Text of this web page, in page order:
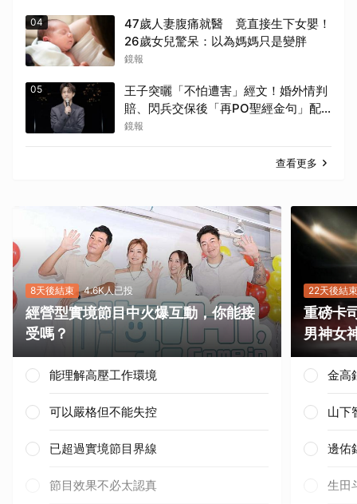
04
47歲人妻腹痛就醫 竟直接生下女嬰！
26歲女兒驚呆：以為媽媽只是變胖
鏡報
05
王子突曬「不怕遭害」經文！婚外情判
賠、閃兵交保後「再PO聖經金句」配
山景
鏡報
查看更多
8天後結束 4.6K人已投
經營型實境節目中火爆互動，你能接
受嗎？
能理解高壓工作環境
可以嚴格但不能失控
已超過實境節目界線
節目效果不必太認真
22天後結束
重磅卡
男神女
金高
山下
邊佑
生田